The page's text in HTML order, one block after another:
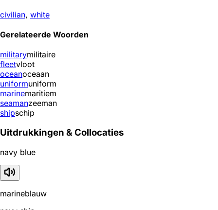
civilian, white
Gerelateerde Woorden
militarymilitaire
fleetvloot
oceanoceaan
uniformuniform
marinemaritiem
seamanzeeman
shipschip
Uitdrukkingen & Collocaties
navy blue
marineblauw